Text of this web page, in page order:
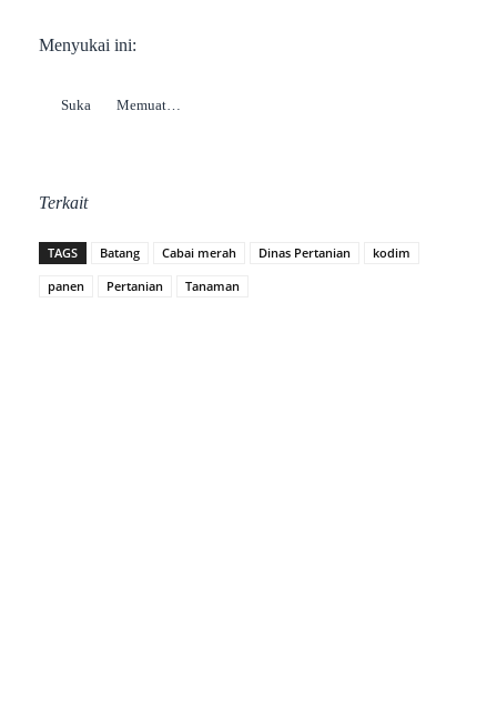
Menyukai ini:
Suka Memuat…
Terkait
TAGS Batang Cabai merah Dinas Pertanian
kodim
panen
Pertanian Tanaman